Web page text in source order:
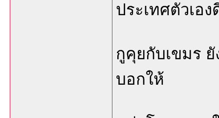
ประเทศตัวเอง
กูคุยกับเขมร
บอกให้